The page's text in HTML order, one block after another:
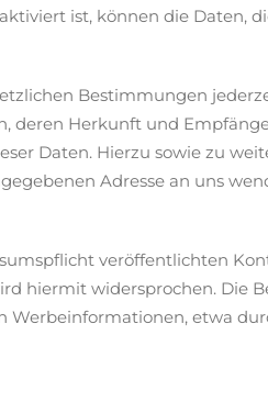
aktiviert ist, können die
Bestimmungen
deren Herkunft und
Daten. Hierzu sowie zu
Adresse an uns
veröffentlichten
hiermit widersprochen. Die
etwa